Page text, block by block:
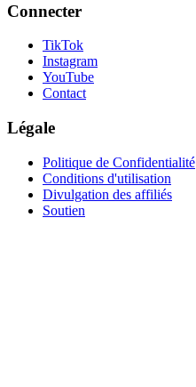
Connecter
TikTok
Instagram
YouTube
Contact
Légale
Politique de Confidentialité
Conditions d'utilisation
Divulgation des affiliés
Soutien